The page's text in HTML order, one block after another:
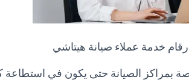
خدمة عملاء صيانة هيتاشي
بمراكز الصيانة حتى يكون في استطاعة